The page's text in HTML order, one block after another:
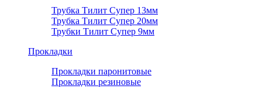
Трубка Тилит Супер 13мм
Трубка Тилит Супер 20мм
Трубки Тилит Супер 9мм
Прокладки
Прокладки паронитовые
Прокладки резиновые